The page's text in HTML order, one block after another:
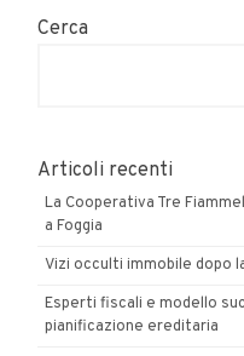
Cerca
Articoli recenti
La Cooperativa Tre
a Foggia
Vizi occulti immobile dopo
Esperti fiscali e modello
pianificazione ereditaria